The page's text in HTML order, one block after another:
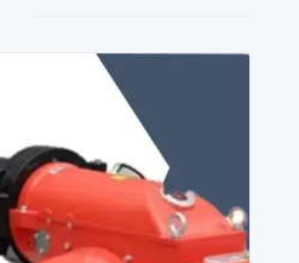
Details